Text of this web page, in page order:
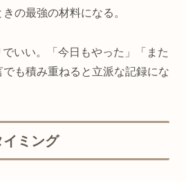
の最強の材料になる。
でいい。「今日もやった」「また
も積み重ねると立派な記録にな
ミング